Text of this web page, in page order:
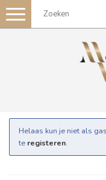
Toggle
navigation
Helaas kun je niet als
te registeren.